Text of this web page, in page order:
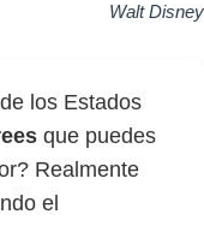
Walt Disney
los Estados
que puedes
Realmente
el